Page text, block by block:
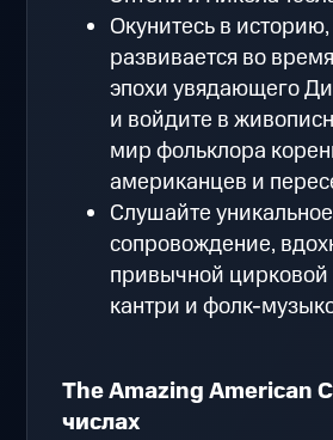
Окунитесь в
развивается во
эпохи увядающего
и войдите в
мир фольклора
американцев и
Слушайте
сопровождение,
привычной
кантри и фолк-
The Amazing American
числах